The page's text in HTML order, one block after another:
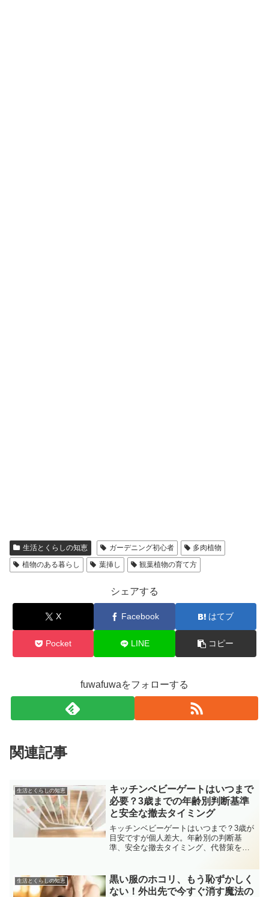
生活とくらしの知恵 ガーデニング初心者
多肉植物
植物のある暮らし
葉挿し 観葉植物の育て方
シェアする
X Facebook はてブ
Pocket LINE コピー
fuwafuwaをフォローする
関連記事
生活とくらしの知恵
キッチンベビーゲートはいつまで
必要？3歳までの年齢別判断基準
と安全な撤去タイミング
キッチンベビーゲートはいつまで？3歳が
目安ですが個人差大。年齢別の判断基
準、安全な撤去タイミング、代替策を実
生活とくらしの知恵
黒い服のホコリ、もう恥ずかしく
ない！外出先で今すぐ消す魔法の